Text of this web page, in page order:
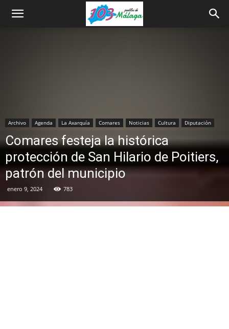
Archivo Agenda La Axarquía Comares Noticias Cultura Diputación
Comares festeja la histórica
protección de San Hilario de Poitiers,
patrón del municipio
enero 9, 2024 783